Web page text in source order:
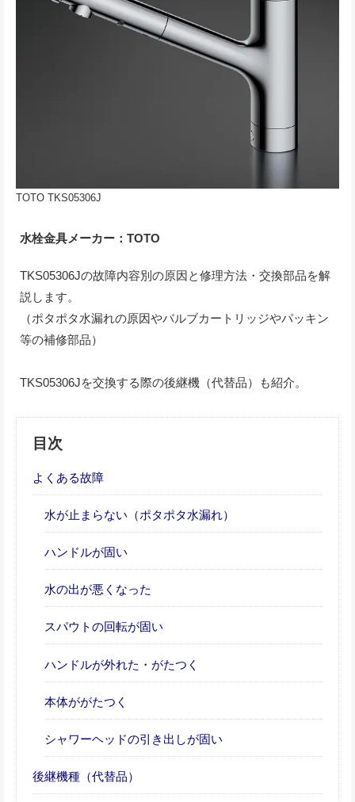
TOTO TKS05306J
水栓金具メーカー：TOTO
TKS05306Jの故障内容別の原因と修理方法・交換部品を解
説します。
（ポタポタ水漏れの原因やバルブカートリッジやパッキン
等の補修部品）
TKS05306Jを交換する際の後継機（代替品）も紹介。
目次
よくある故障
水が止まらない（ポタポタ水漏れ）
ハンドルが固い
水の出が悪くなった
スパウトの回転が固い
ハンドルが外れた・がたつく
本体ががたつく
シャワーヘッドの引き出しが固い
後継機種（代替品）